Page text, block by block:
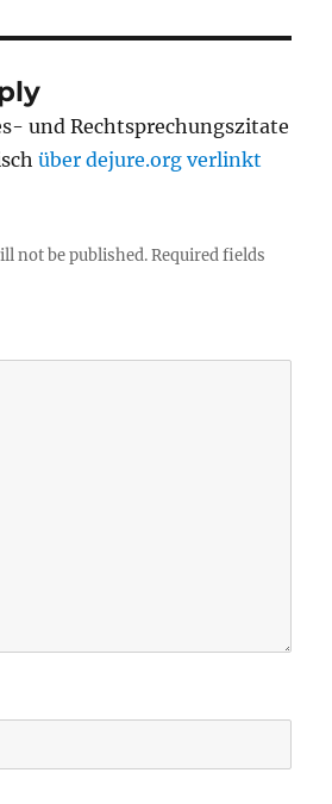
und Rechtsprechungszitate
über dejure.org verlinkt
not be published. Required fields